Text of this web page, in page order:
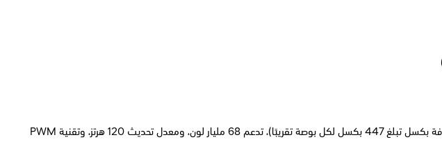
مقاس الشاشة: شاشة AMOLED مقاس 6.83 بوصة، بدقة 1280 × 2772 بكسل، ونسبة عرض إلى ارتفاع 19.5:9 (كثافة بكسل تبلغ 447 بكسل لكل بوصة تقريبًا)، تدعم 68 مليار لون، ومعدل تحديث 120 هرتز، وتقنية PWM